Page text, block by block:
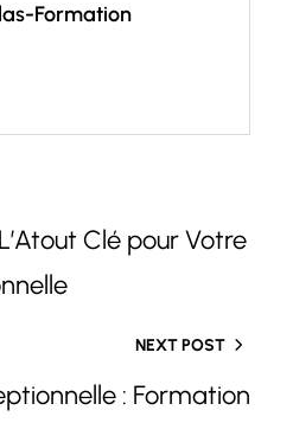
Formation
Clé pour Votre
NEXT POST
: Formation